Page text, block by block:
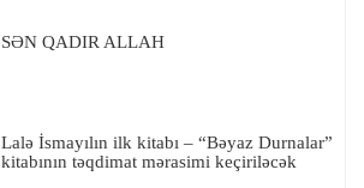
SƏN QADIR ALLAH
Lalə İsmayılın ilk kitabı – “Bəyaz Durnalar”
kitabının təqdimat mərasimi keçiriləcək